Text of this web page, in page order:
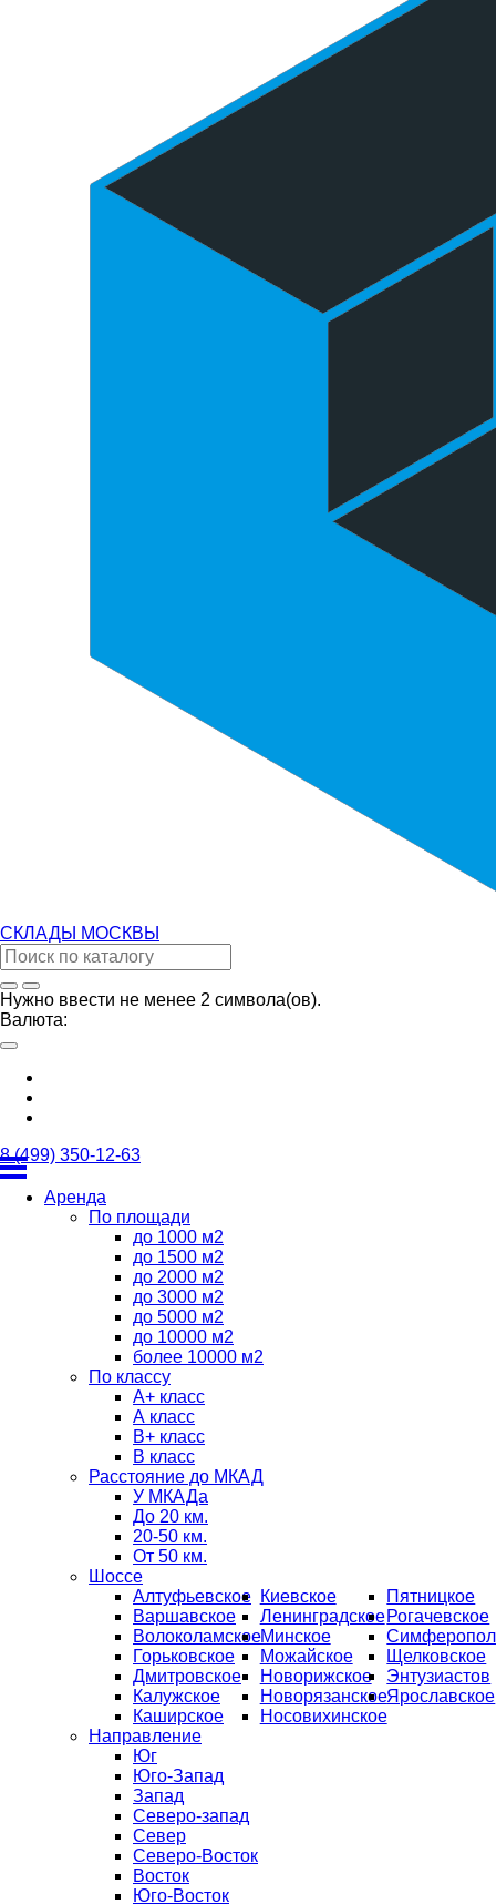
СКЛАДЫ МОСКВЫ
Нужно ввести не менее 2 символа(ов).
Валюта:
8 (499) 350-12-63
Аренда
По площади
до 1000 м2
до 1500 м2
до 2000 м2
до 3000 м2
до 5000 м2
до 10000 м2
более 10000 м2
По классу
А+ класс
А класс
B+ класс
В класс
Расстояние до МКАД
У МКАДа
До 20 км.
20-50 км.
От 50 км.
Шоссе
Алтуфьевское
Варшавское
Волоколамское
Горьковское
Дмитровское
Калужское
Каширское
Киевское
Ленинградское
Минское
Можайское
Новорижское
Новорязанское
Носовихинское
Пятницкое
Рогачевское
Щелковское
Энтузиастов
Ярославское
Направление
Юг
Юго-Запад
Запад
Северо-запад
Север
Северо-Восток
Восток
Юго-Восток